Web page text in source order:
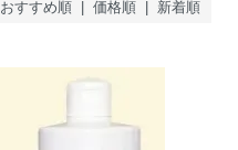
おすすめ順| 価格順 | 新着順